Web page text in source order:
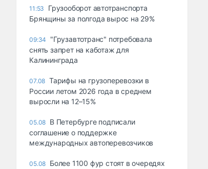
11:53
Грузооборот автотранспорта
Брянщины за полгода вырос на 29%
09:34
"Грузавтотранс" потребовала
снять запрет на каботаж для
Калининграда
07.08 Тарифы на грузоперевозки в
России летом 2026 года в среднем
выросли на 12–15%
05.08 В Петербурге подписали
соглашение о поддержке
международных автоперевозчиков
05.08 Более 1100 фур стоят в очередях